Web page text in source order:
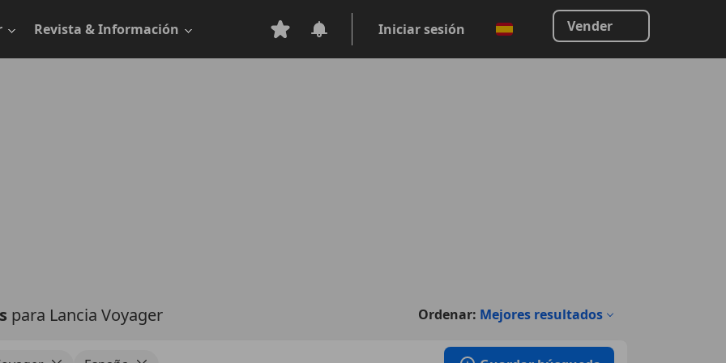
Revista & Información Iniciar sesión Vender
para Lancia Voyager Ordenar: Mejores resultados